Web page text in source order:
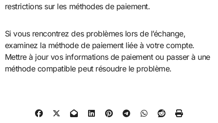
restrictions sur les méthodes de paiement.
Si vous rencontrez des problèmes lors de l’échange,
examinez la méthode de paiement liée à votre compte.
Mettre à jour vos informations de paiement ou passer à une
méthode compatible peut résoudre le problème.